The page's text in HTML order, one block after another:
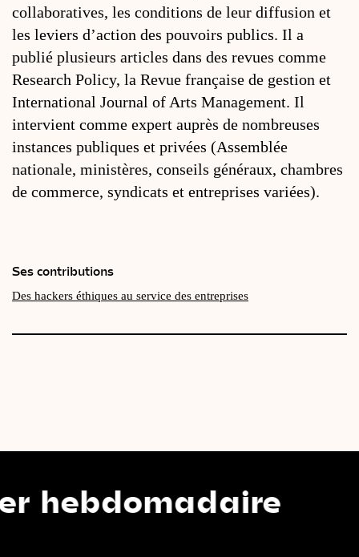
collaboratives, les conditions de leur diffusion et
les leviers d’action des pouvoirs publics. Il a
publié plusieurs articles dans des revues comme
Research Policy, la Revue française de gestion et
International Journal of Arts Management. Il
intervient comme expert auprès de nombreuses
instances publiques et privées (Assemblée
nationale, ministères, conseils généraux, chambres
de commerce, syndicats et entreprises variées).
Ses contributions
Des hackers éthiques au service des entreprises